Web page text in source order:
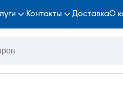
Контакты ДоставкаО